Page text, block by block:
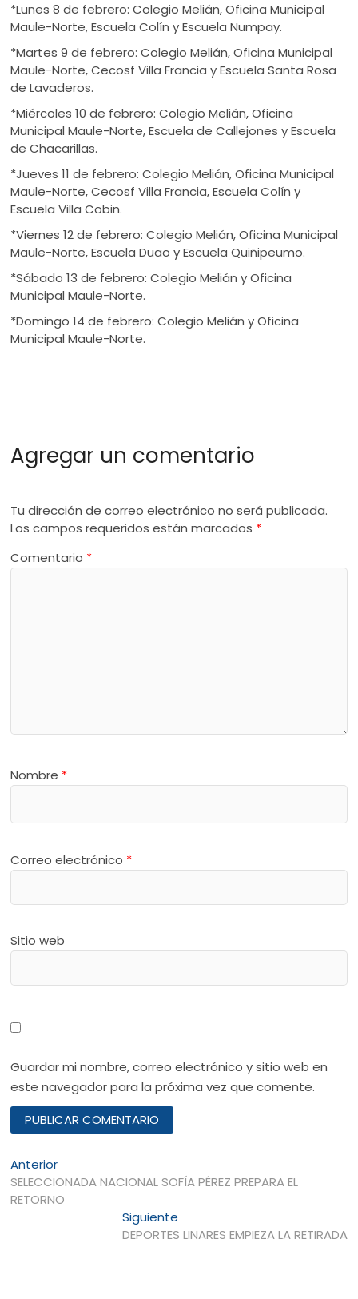
*Lunes 8 de febrero: Colegio Melián, Oficina Municipal
Maule-Norte, Escuela Colín y Escuela Numpay.
*Martes 9 de febrero: Colegio Melián, Oficina Municipal
Maule-Norte, Cecosf Villa Francia y Escuela Santa Rosa
de Lavaderos.
*Miércoles 10 de febrero: Colegio Melián, Oficina
Municipal Maule-Norte, Escuela de Callejones y Escuela
de Chacarillas.
*Jueves 11 de febrero: Colegio Melián, Oficina Municipal
Maule-Norte, Cecosf Villa Francia, Escuela Colín y
Escuela Villa Cobin.
*Viernes 12 de febrero: Colegio Melián, Oficina Municipal
Maule-Norte, Escuela Duao y Escuela Quiñipeumo.
*Sábado 13 de febrero: Colegio Melián y Oficina
Municipal Maule-Norte.
*Domingo 14 de febrero: Colegio Melián y Oficina
Municipal Maule-Norte.
Agregar un comentario
Tu dirección de correo electrónico no será publicada.
Los campos requeridos están marcados *
Comentario *
Nombre *
Correo electrónico *
Sitio web
Guardar mi nombre, correo electrónico y sitio web en
este navegador para la próxima vez que comente.
Navegación
de
AnteriorEntrada
anterior:
SELECCIONADA NACIONAL SOFÍA PÉREZ PREPARA EL
RETORNO
SiguienteEntrada
siguiente:
DEPORTES LINARES EMPIEZA LA RETIRADA